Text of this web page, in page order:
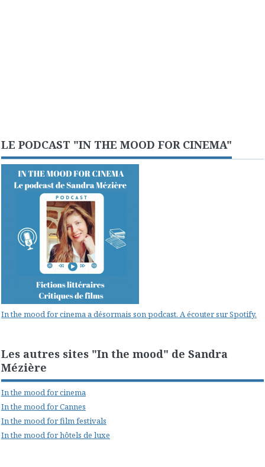
LE PODCAST "IN THE MOOD FOR CINEMA"
In the mood for cinema a désormais son podcast. A écouter sur Spotify.
Les autres sites "In the mood" de Sandra
Mézière
In the mood for cinema
In the mood for Cannes
In the mood for film festivals
In the mood for hôtels de luxe